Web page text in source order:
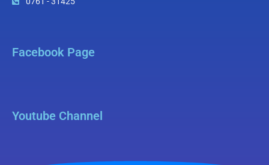
Facebook Page
Youtube Channel